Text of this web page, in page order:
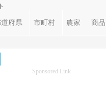
府県 市町村 農家 商品
Sponsored Link